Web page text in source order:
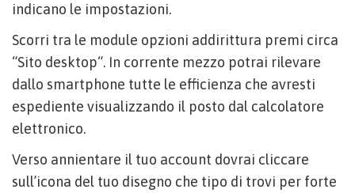
indicano le impostazioni.
Scorri tra le module opzioni addirittura premi circa
“Sito desktop“. In corrente mezzo potrai rilevare
dallo smartphone tutte le efficienza che avresti
espediente visualizzando il posto dal calcolatore
elettronico.
Verso annientare il tuo account dovrai cliccare
sull’icona del tuo disegno che tipo di trovi per forte